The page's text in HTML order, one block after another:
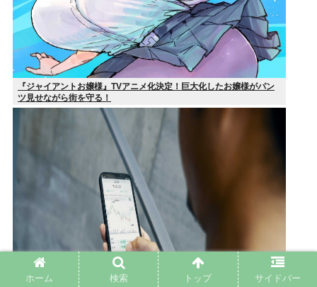
『ジャイアントお嬢様』TVアニメ化決定！巨大化したお嬢様がパン
ツ見せながら街を守る！
ホーム 検索 トップ サイドバー